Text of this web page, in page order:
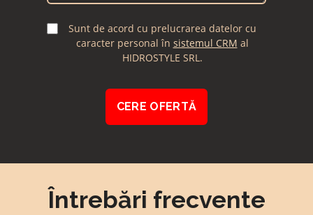
principală
(UTM)
(UTM)
(UTM)
generalaSunt de acord cu prelucrarea datelor cu
caracter personal în sistemul CRM al
HIDROSTYLE SRL.
Întrebări frecvente